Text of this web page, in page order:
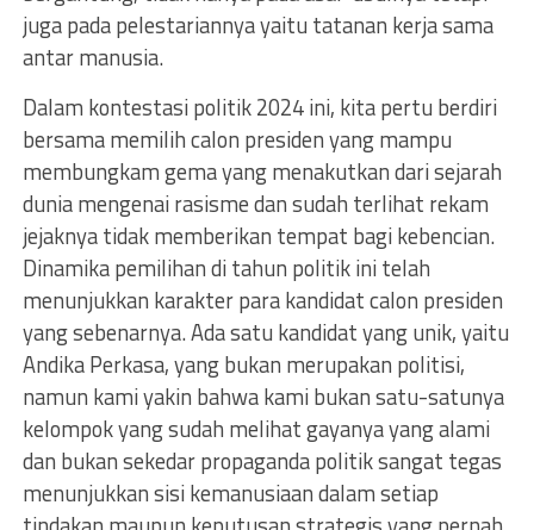
juga pada pelestariannya yaitu tatanan kerja sama
antar manusia.
Dalam kontestasi politik 2024 ini, kita pertu berdiri
bersama memilih calon presiden yang mampu
membungkam gema yang menakutkan dari sejarah
dunia mengenai rasisme dan sudah terlihat rekam
jejaknya tidak memberikan tempat bagi kebencian.
Dinamika pemilihan di tahun politik ini telah
menunjukkan karakter para kandidat calon presiden
yang sebenarnya. Ada satu kandidat yang unik, yaitu
Andika Perkasa, yang bukan merupakan politisi,
namun kami yakin bahwa kami bukan satu-satunya
kelompok yang sudah melihat gayanya yang alami
dan bukan sekedar propaganda politik sangat tegas
menunjukkan sisi kemanusiaan dalam setiap